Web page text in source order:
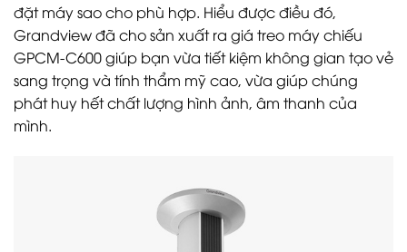
đặt máy sao cho phù hợp. Hiểu được điều đó,
Grandview đã cho sản xuất ra giá treo máy chiếu
GPCM-C600 giúp bạn vừa tiết kiệm không gian tạo vẻ
sang trọng và tính thẩm mỹ cao, vừa giúp chúng
phát huy hết chất lượng hình ảnh, âm thanh của
mình.